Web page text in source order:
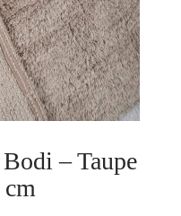
– Taupe
cm